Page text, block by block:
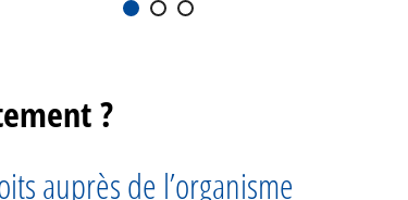
?
auprès de l’organisme